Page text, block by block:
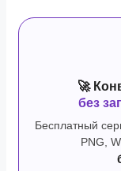
🚀
без
Бесплатный
PNG,